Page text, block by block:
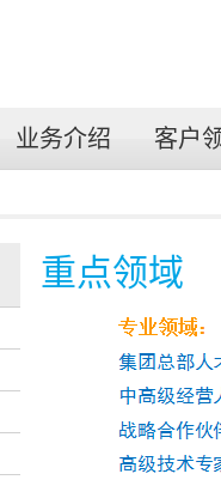
业务介绍 客户
重点领域